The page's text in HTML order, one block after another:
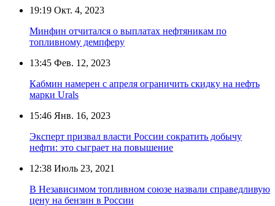
19:19 Окт. 4, 2023
Минфин отчитался о выплатах нефтяникам по
топливному демпферу
13:45 Фев. 12, 2023
Кабмин намерен с апреля ограничить скидку на нефть
марки Urals
15:46 Янв. 16, 2023
Эксперт призвал власти России сократить добычу
нефти: это сыграет на повышение
12:38 Июль 23, 2021
В Независимом топливном союзе назвали справедливую
цену на бензин в России